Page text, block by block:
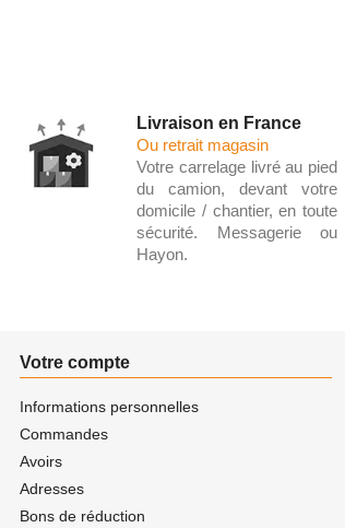
Livraison en France
Ou retrait magasin
Votre carrelage livré au pied
du camion, devant votre
domicile / chantier, en toute
sécurité. Messagerie ou
Hayon.
Votre compte
Informations personnelles
Commandes
Avoirs
Adresses
Bons de réduction